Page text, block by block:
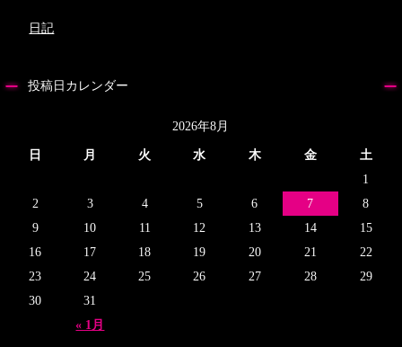
日記
投稿日カレンダー
2026年8月
日 月 火 水 木 金 土
« 1月
1
2
3 4 5 6 7
8
9
10 11 12 13 14
15
16
17 18 19 20 21
22
23
24 25 26 27 28
29
30
31